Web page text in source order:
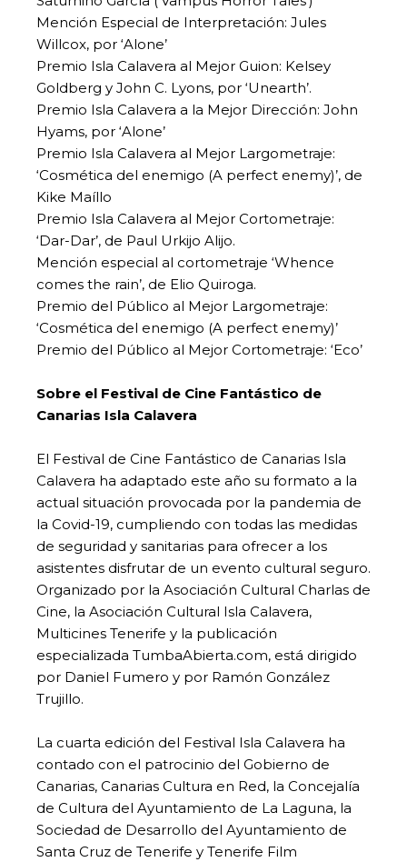
Mención Especial de Interpretación: Jules
Willcox, por ‘Alone’
Premio Isla Calavera al Mejor Guion: Kelsey
Goldberg y John C. Lyons, por ‘Unearth’.
Premio Isla Calavera a la Mejor Dirección: John
Hyams, por ‘Alone’
Premio Isla Calavera al Mejor Largometraje:
‘Cosmética del enemigo (A perfect enemy)’, de
Kike Maíllo
Premio Isla Calavera al Mejor Cortometraje:
‘Dar-Dar’, de Paul Urkijo Alijo.
Mención especial al cortometraje ‘Whence
comes the rain’, de Elio Quiroga.
Premio del Público al Mejor Largometraje:
‘Cosmética del enemigo (A perfect enemy)’
Premio del Público al Mejor Cortometraje: ‘Eco’
Sobre el Festival de Cine Fantástico de
Canarias Isla Calavera
El Festival de Cine Fantástico de Canarias Isla
Calavera ha adaptado este año su formato a la
actual situación provocada por la pandemia de
la Covid-19, cumpliendo con todas las medidas
de seguridad y sanitarias para ofrecer a los
asistentes disfrutar de un evento cultural seguro.
Organizado por la Asociación Cultural Charlas de
Cine, la Asociación Cultural Isla Calavera,
Multicines Tenerife y la publicación
especializada TumbaAbierta.com, está dirigido
por Daniel Fumero y por Ramón González
Trujillo.
La cuarta edición del Festival Isla Calavera ha
contado con el patrocinio del Gobierno de
Canarias, Canarias Cultura en Red, la Concejalía
de Cultura del Ayuntamiento de La Laguna, la
Sociedad de Desarrollo del Ayuntamiento de
Santa Cruz de Tenerife y Tenerife Film